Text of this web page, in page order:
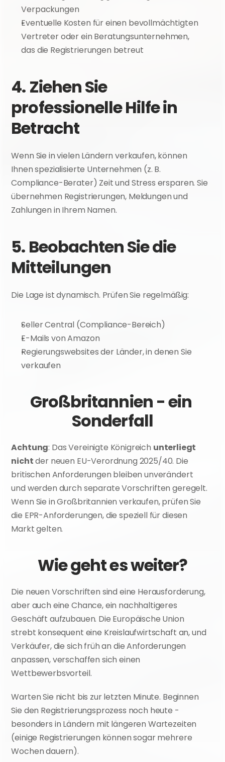
Verpackungen
Eventuelle Kosten für einen bevollmächtigten
Vertreter oder ein Beratungsunternehmen,
das die Registrierungen betreut
4. Ziehen Sie
professionelle Hilfe in
Betracht
Wenn Sie in vielen Ländern verkaufen, können
Ihnen spezialisierte Unternehmen (z. B.
Compliance-Berater) Zeit und Stress ersparen. Sie
übernehmen Registrierungen, Meldungen und
Zahlungen in Ihrem Namen.
5. Beobachten Sie die
Mitteilungen
Die Lage ist dynamisch. Prüfen Sie regelmäßig:
Seller Central (Compliance-Bereich)
E-Mails von Amazon
Regierungswebsites der Länder, in denen Sie
verkaufen
Großbritannien - ein
Sonderfall
Achtung: Das Vereinigte Königreich unterliegt
nicht der neuen EU-Verordnung 2025/40. Die
britischen Anforderungen bleiben unverändert
und werden durch separate Vorschriften geregelt.
Wenn Sie in Großbritannien verkaufen, prüfen Sie
die EPR-Anforderungen, die speziell für diesen
Markt gelten.
Wie geht es weiter?
Die neuen Vorschriften sind eine Herausforderung,
aber auch eine Chance, ein nachhaltigeres
Geschäft aufzubauen. Die Europäische Union
strebt konsequent eine Kreislaufwirtschaft an, und
Verkäufer, die sich früh an die Anforderungen
anpassen, verschaffen sich einen
Wettbewerbsvorteil.
Warten Sie nicht bis zur letzten Minute. Beginnen
Sie den Registrierungsprozess noch heute -
besonders in Ländern mit längeren Wartezeiten
(einige Registrierungen können sogar mehrere
Wochen dauern).